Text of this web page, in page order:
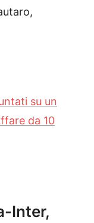
su un
da 10
Inter,